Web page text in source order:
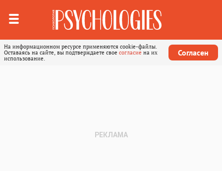
На информационном ресурсе применяются cookie-файлы.
Оставаясь на сайте, вы подтверждаете свое согласие на их
использование.
Согласен